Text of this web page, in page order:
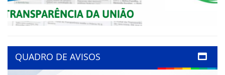
QUADRO DE AVISOS